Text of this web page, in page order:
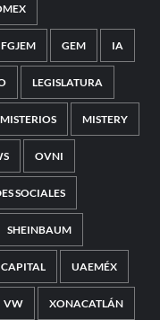
FGJEM GEM IA
LEGISLATURA
MISTERIOS MISTERY
OVNI
SOCIALES
SHEINBAUM
UAEMÉX
VW XONACATLÁN